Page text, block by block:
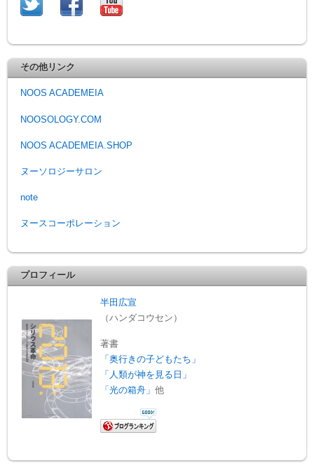
その他リンク
NOOS ACADEMEIA
NOOSOLOGY.COM
NOOS ACADEMEIA.SHOP
ヌーソロジーサロン
note
ヌースコーポレーション
プロフィール
半田広宣
（ハンダコウセン）
著書
「奥行きの子どもたち」
「人類が神を見る日」
「光の箱舟」他